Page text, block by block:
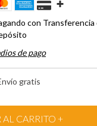
con Transferencia
de pago
gratis